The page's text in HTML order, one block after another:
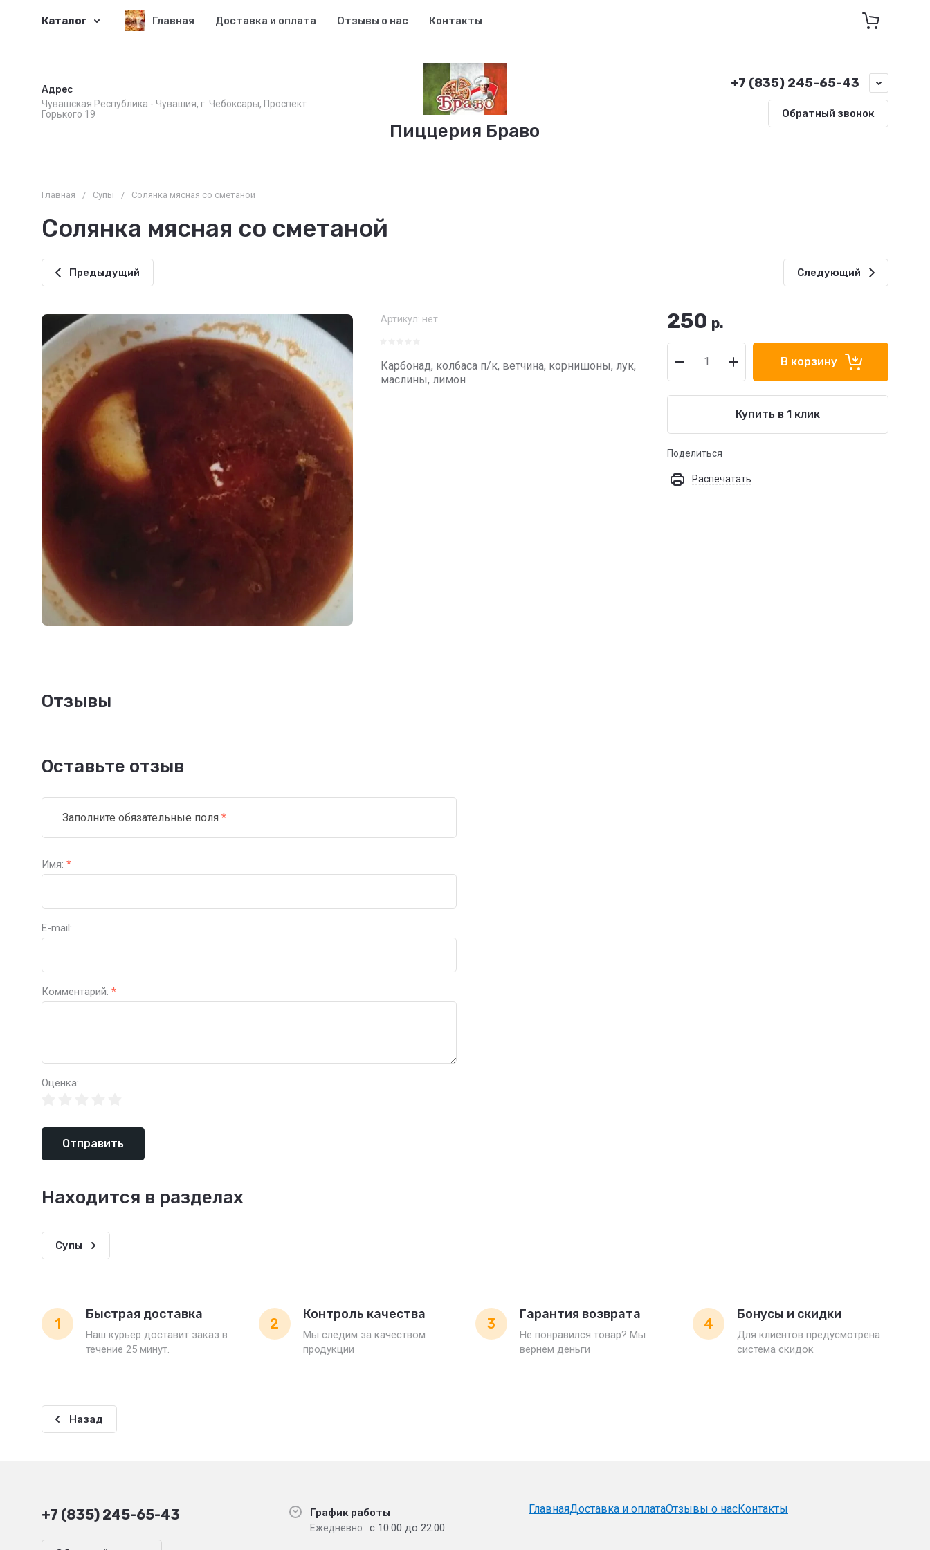
Каталог Главная Доставка и оплата Отзывы о нас Контакты
Пиццерия Браво
Адрес
Чувашская Республика - Чувашия, г. Чебоксары, Проспект
Горького 19
+7 (835) 245-65-43
Обратный звонок
Главная / Супы / Солянка мясная со сметаной
Солянка мясная со сметаной
Предыдущий Следующий
Артикул: нет
Карбонад, колбаса п/к, ветчина, корнишоны, лук,
маслины, лимон
250 р.
В корзину
Купить в 1 клик
Поделиться
Распечатать
Отзывы
Оставьте отзыв
Заполните обязательные поля *
Имя: *
E-mail:
Комментарий: *
Оценка:
Отправить
Находится в разделах
Супы
1
Быстрая доставка
Наш курьер доставит заказ в
течение 25 минут.
2
Контроль качества
Мы следим за качеством
продукции
3
Гарантия возврата
Не понравился товар? Мы
вернем деньги
4
Бонусы и скидки
Для клиентов предусмотрена
система скидок
Назад
+7 (835) 245-65-43 График работы
Ежедневно с 10.00 до 22.00
ГлавнаяДоставка и оплатаОтзывы о насКонтакты